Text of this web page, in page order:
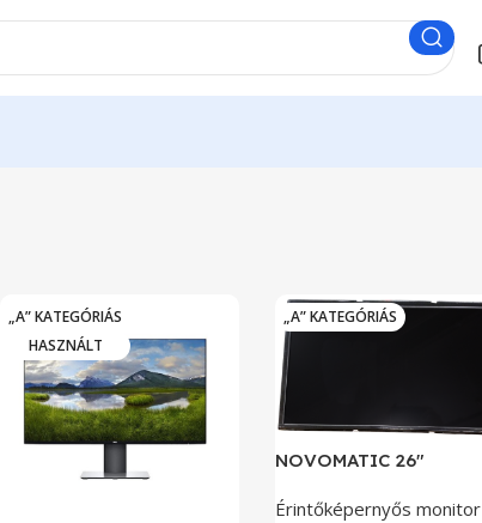
„A” KATEGÓRIÁS
HASZNÁLT
„A” KATEGÓRIÁS
NOVOMATIC 26″
Érintőképernyős monitor